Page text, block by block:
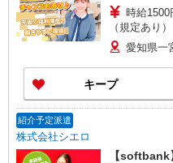
時給
（規定あり） ゜+゜・。○。・゜+゜・。○。・゜
+゜ 入社祝い金10
頂くと, インセ
い・週払い
+゜・。○。・
愛知県一
キープ
紹介予定派遣
株式会社シエロ
【softbank